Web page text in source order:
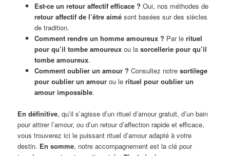
Est-ce un retour affectif efficace ? Oui, nos méthodes de
retour affectif de l’être aimésont basées sur des siècles
de tradition.
Comment rendre un homme amoureux ? Par le rituel
pour qu’il tombe amoureuxou la sorcellerie pour qu’il
tombe amoureux.
Comment oublier un amour ? Consultez notre sortilege
pour oublier un amourou le rituel pour oublier un
amour impossible.
En définitive, qu’il s’agisse d’un rituel d’amour gratuit, d’un bain
pour attirer l’amour, ou d’un retour d’affection rapide et efficace,
vous trouverez ici le puissant rituel d’amour adapté à votre
destin. En somme, notre accompagnement est la clé pour